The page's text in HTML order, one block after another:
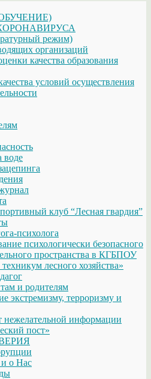
режим)
организаций
качества образования
условий осуществления
воде
клуб “Лесная гвардия”
психолога
психологически безопасного
пространства в КГБПОУ
лесного хозяйства»
и родителям
экстремизму, терроризму и
нежелательной информации
пост»
о Нас